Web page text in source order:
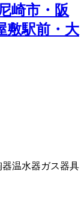
崎市・阪
敷駅前・大
器温水器ガス器具